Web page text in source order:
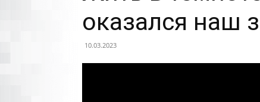
оказался наш
10.03.2023